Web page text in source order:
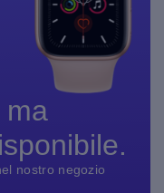
ma
nostro negozio